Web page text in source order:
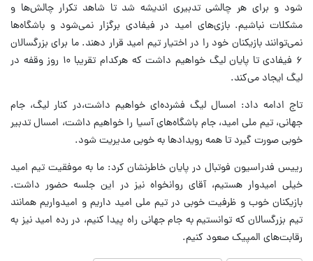
شود و برای هر چالشی تدبیری اندیشه شد تا شاهد تکرار چالش‌ها و
مشکلات نباشیم. بازی‌های امید در فیفادی برگزار نمی‌شود و باشگاه‌ها
نمی‌توانند بازیکنان خود را در اختیار تیم امید قرار دهند. ما برای بزرگسالان
۶ فیفادی تا پایان لیگ خواهیم داشت که هرکدام تقریبا ۱۰ روز وقفه در
لیگ ایجاد می‌کند.
تاج ادامه داد: امسال لیگ فشرده‌ای خواهیم داشت،در کنار لیگ، جام
جهانی، تیم ملی امید، جام باشگاه‌های آسیا را خواهیم داشت، امسال تدبیر
خوبی صورت گیرد تا همه رویدادها به خوبی مدیریت شود.
رییس فدراسیون فوتبال در پایان خاطرنشان کرد: ما به موفقیت تیم امید
خیلی امیدوار هستیم، آقای روانخواه نیز در این جلسه حضور داشت.
بازیکنان خوب و ظرفیت خوبی در تیم ملی امید داریم و امیدواریم همانند
تیم بزرگسالان که توانستیم به جام جهانی راه پیدا کنیم، در رده امید نیز به
رقابت‌های المپیک صعود کنیم.